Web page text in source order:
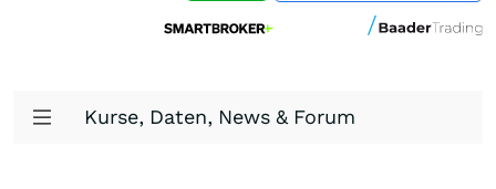
Kurse, Daten, News & Forum